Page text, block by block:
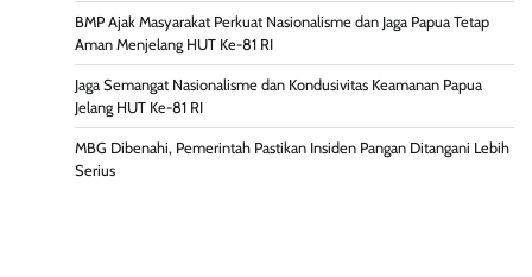
BMP Ajak Masyarakat Perkuat Nasionalisme dan Jaga Papua Tetap
Aman Menjelang HUT Ke-81 RI
Jaga Semangat Nasionalisme dan Kondusivitas Keamanan Papua
Jelang HUT Ke-81 RI
MBG Dibenahi, Pemerintah Pastikan Insiden Pangan Ditangani Lebih
Serius